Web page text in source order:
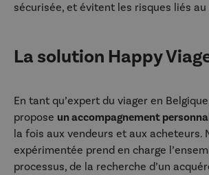
sécurisée, et évitent les risques liés
La solution Happy
En tant qu’expert du viager en
propose un accompagnement
la fois aux vendeurs et aux acheteurs.
expérimentée prend en charge
processus, de la recherche d’un